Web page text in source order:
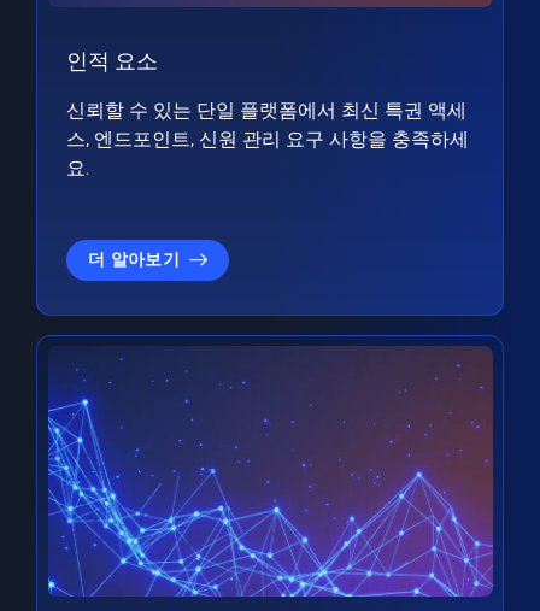
인적 요소
신뢰할 수 있는 단일 플랫폼에서 최신 특권 액세
스, 엔드포인트, 신원 관리 요구 사항을 충족하세
요.
더 알아보기